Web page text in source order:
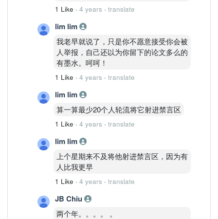
1 Like · 4 years · translate
lim lim
我老早就说了，只是你不愿意接受你会被
人举报，自己还以为你留下的论文多么的
有墨水。呵呵！
1 Like · 4 years · translate
lim lim
算一算最少20个人轮流将它射进禁言区
1 Like · 4 years · translate
lim lim
上个星期来不及将他射进禁言区，因为有
人比我更早
1 Like · 4 years · translate
JB Chiu
两个年。。。。 。